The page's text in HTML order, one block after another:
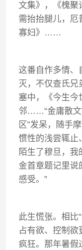
文集》，《槐聚
需抬抬腿儿，厄
寡妇》 ……
这番自作多情、
灭，不仅查氏兄
塞中，《今生今
邻……“金庸散文
区”发呆，随手
惯性的浅尝辄止
陌生了穆旦，
金首章题记里说
感受。”
此生慌张。相比“
占有欲、控制欲
疯狂。那年暑假